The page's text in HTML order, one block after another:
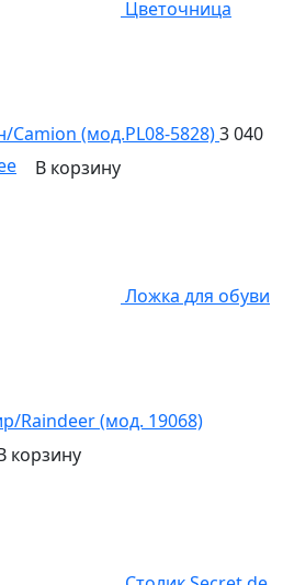
Цветочница
(мод.PL08-5828)3 040
В корзину
Ложка для обуви
Raindeer (мод. 19068)
корзину